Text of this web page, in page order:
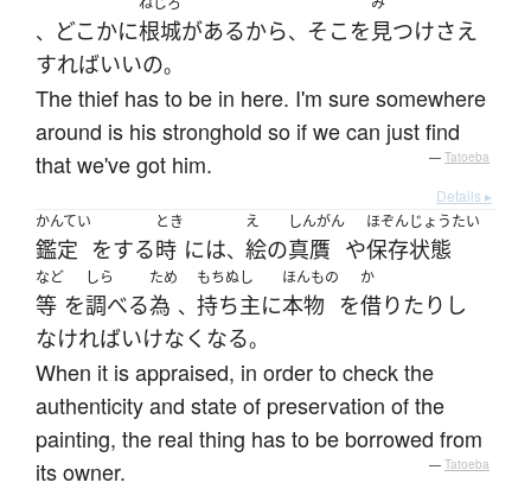
、 どこかに根城があるから、 そこ を見つけさえ
すればいいの。
The thief has to be in here. I'm sure somewhere
around is his stronghold so if we can just find
that we've got him.
— Tatoeba
Details ▸
かんてい
鑑定 をする
とき
時 には、
え
絵の
しんがん
真贋 や
ほぞん
保存
じょうたい
状態
など
等 を
しら
調べる
ため
為 、
もちぬし
持ち主に
ほんもの
本物 を
か
借りたり し
なければいけなく なる。
When it is appraised, in order to check the
authenticity and state of preservation of the
painting, the real thing has to be borrowed from
its owner.
— Tatoeba